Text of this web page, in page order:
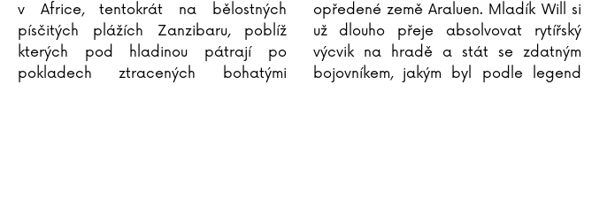
v Africe, tentokrát na bělostných
písčitých plážích Zanzibaru, poblíž
kterých pod hladinou pátrají po
pokladech ztracených bohatými
opředené země Araluen. Mladík Will si
už dlouho přeje absolvovat rytířský
výcvik na hradě a stát se zdatným
bojovníkem, jakým byl podle legend